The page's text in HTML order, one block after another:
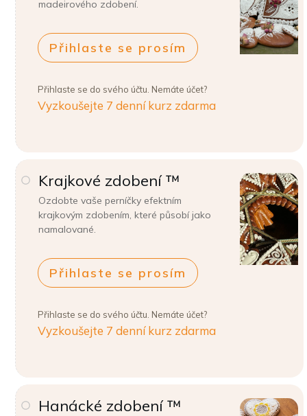
madeirového zdobení.
Přihlaste se prosím
Přihlaste se do svého účtu. Nemáte účet?
Vyzkoušejte 7 denní kurz zdarma
Krajkové zdobení ™
Ozdobte vaše perníčky efektním
krajkovým zdobením, které působí jako
namalované.
Přihlaste se prosím
Přihlaste se do svého účtu. Nemáte účet?
Vyzkoušejte 7 denní kurz zdarma
Hanácké zdobení ™